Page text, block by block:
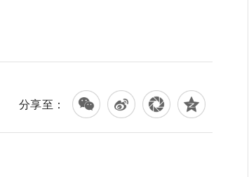
分享至：